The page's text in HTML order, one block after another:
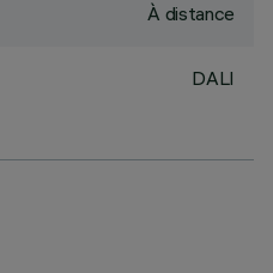
À distance
DALI